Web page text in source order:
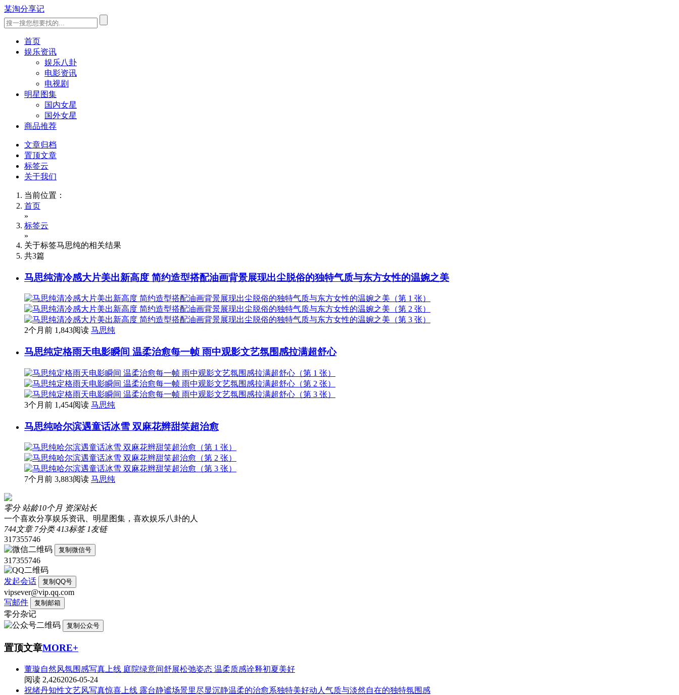
某淘分享记
首页
娱乐资讯
娱乐八卦
电影资讯
电视剧
明星图集
国内女星
国外女星
商品推荐
文章归档
置顶文章
标签云
关于我们
当前位置：
首页
»
标签云
»
关于标签马思纯的相关结果
共3篇
马思纯清冷感大片美出新高度 简约造型搭配油画背景展现出尘脱俗的独特气质与东方女性的温婉之美
2个月前 1,843阅读 马思纯
马思纯定格雨天电影瞬间 温柔治愈每一帧 雨中观影文艺氛围感拉满超舒心
3个月前 1,454阅读 马思纯
马思纯哈尔滨遇童话冰雪 双麻花辫甜笑超治愈
7个月前 3,883阅读 马思纯
零分 站龄10个月 资深站长
一个喜欢分享娱乐资讯、明星图集，喜欢娱乐八卦的人
744文章 7分类 413标签 1友链
317355746
复制微信号
317355746
发起会话 复制QQ号
vipsever@vip.qq.com
写邮件
复制邮箱
零分杂记
复制公众号
置顶文章MORE+
董璇自然风氛围感写真上线 庭院绿意间舒展松弛姿态 温柔质感诠释初夏美好
阅读 2,4262026-05-24
祝绪丹知性文艺风写真惊喜上线 露台静谧场景里尽显沉静温柔的治愈系独特美好动人气质与淡然自在的独特氛围感